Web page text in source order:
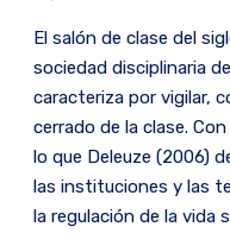
El salón de clase del
sociedad disciplinaria
caracteriza por vigilar,
cerrado de la clase.
lo que Deleuze (2006)
las instituciones y las
la regulación de la vida